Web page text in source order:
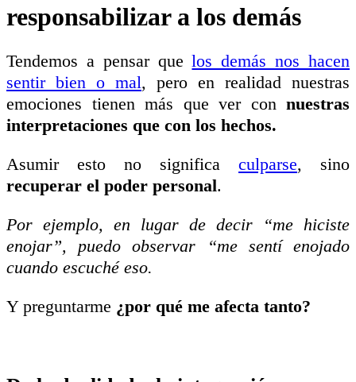
responsabilizar a los demás
Tendemos a pensar quelos demás nos hacen
sentir bien o mal, pero en realidad nuestras
emociones tienen más que ver con nuestras
interpretaciones que con los hechos.
Asumir esto no significa culparse, sino
recuperar el poder personal.
Por ejemplo, en lugar de decir “me hiciste
enojar”, puedo observar “me sentí enojado
cuando escuché eso.
Y preguntarme ¿por qué me afecta tanto?